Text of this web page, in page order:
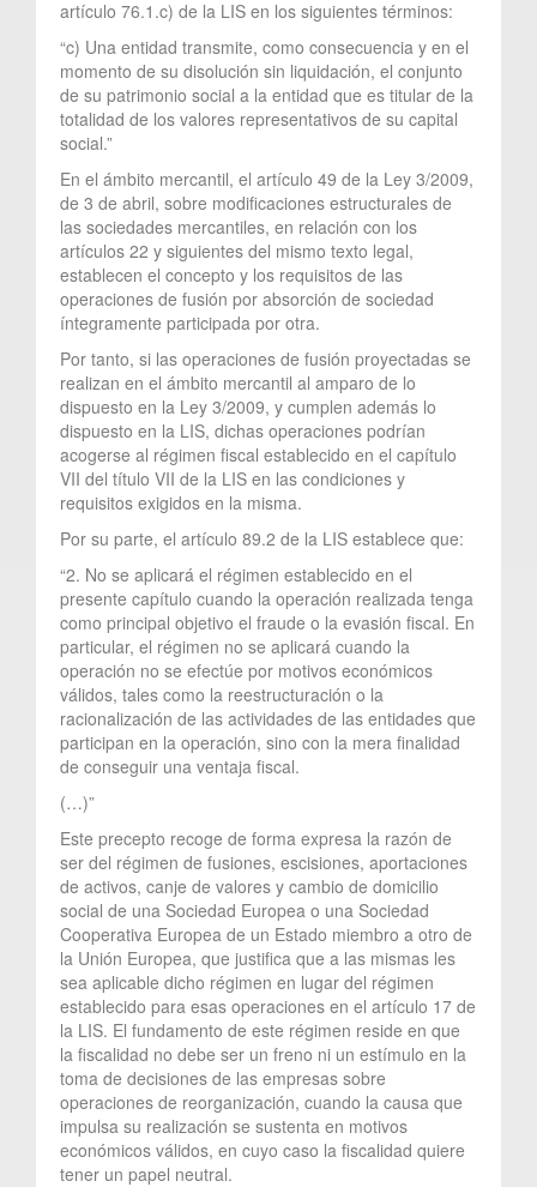
artículo 76.1.c) de la LIS en los siguientes términos:
“c) Una entidad transmite, como consecuencia y en el
momento de su disolución sin liquidación, el conjunto
de su patrimonio social a la entidad que es titular de la
totalidad de los valores representativos de su capital
social.”
En el ámbito mercantil, el artículo 49 de la Ley 3/2009,
de 3 de abril, sobre modificaciones estructurales de
las sociedades mercantiles, en relación con los
artículos 22 y siguientes del mismo texto legal,
establecen el concepto y los requisitos de las
operaciones de fusión por absorción de sociedad
íntegramente participada por otra.
Por tanto, si las operaciones de fusión proyectadas se
realizan en el ámbito mercantil al amparo de lo
dispuesto en la Ley 3/2009, y cumplen además lo
dispuesto en la LIS, dichas operaciones podrían
acogerse al régimen fiscal establecido en el capítulo
VII del título VII de la LIS en las condiciones y
requisitos exigidos en la misma.
Por su parte, el artículo 89.2 de la LIS establece que:
“2. No se aplicará el régimen establecido en el
presente capítulo cuando la operación realizada tenga
como principal objetivo el fraude o la evasión fiscal. En
particular, el régimen no se aplicará cuando la
operación no se efectúe por motivos económicos
válidos, tales como la reestructuración o la
racionalización de las actividades de las entidades que
participan en la operación, sino con la mera finalidad
de conseguir una ventaja fiscal.
(…)”
Este precepto recoge de forma expresa la razón de
ser del régimen de fusiones, escisiones, aportaciones
de activos, canje de valores y cambio de domicilio
social de una Sociedad Europea o una Sociedad
Cooperativa Europea de un Estado miembro a otro de
la Unión Europea, que justifica que a las mismas les
sea aplicable dicho régimen en lugar del régimen
establecido para esas operaciones en el artículo 17 de
la LIS. El fundamento de este régimen reside en que
la fiscalidad no debe ser un freno ni un estímulo en la
toma de decisiones de las empresas sobre
operaciones de reorganización, cuando la causa que
impulsa su realización se sustenta en motivos
económicos válidos, en cuyo caso la fiscalidad quiere
tener un papel neutral.